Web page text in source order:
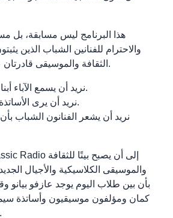
هذا البرنامج ليس مسابقة، بل
والاحترام للفنانين الشباب الذين
الثقافة والموسيقى قادرتان على الارتقاء بالمجتمع.
نريد أن يسمع الآباء أبناءهم بفخر عبر الإذاعة.
نريد أن يرى الأساتذة نتائج عملهم وتفانيهم.
نريد أن يشعر الفنانون الشباب
والموسيقى الكلاسيكية والأجيال
بأن بين طلاب اليوم يوجد عازفو بيانو
كمان ومؤلفون موسيقيون وأساتذة
في جميع أنحاء العالم.